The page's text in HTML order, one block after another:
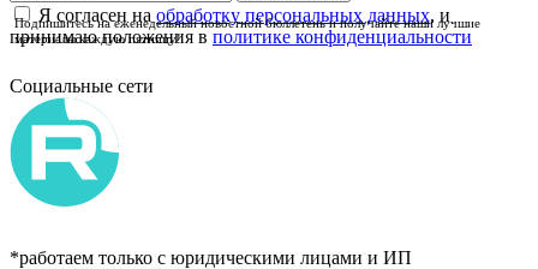
Я согласен на обработку персональных данных, и
принимаю положения в политике конфиденциальности
Подпишитесь на еженедельный новостной бюллетень и получайте наши лучшие
материалы каждую пятницу!
Социальные сети
*работаем только с юридическими лицами и ИП